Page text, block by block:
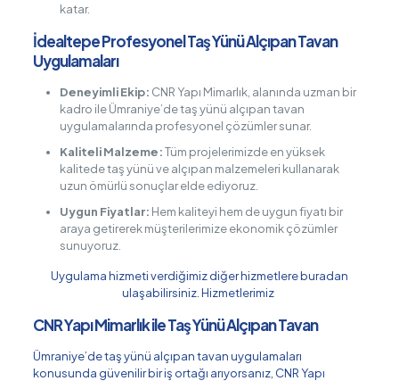
katar.
İdealtepe Profesyonel Taş Yünü Alçıpan Tavan
Uygulamaları
Deneyimli Ekip: CNR Yapı Mimarlık, alanında uzman bir
kadro ile Ümraniye’de taş yünü alçıpan tavan
uygulamalarında profesyonel çözümler sunar.
Kaliteli Malzeme:Tüm projelerimizde en yüksek
kalitede taş yünü ve alçıpan malzemeleri kullanarak
uzun ömürlü sonuçlar elde ediyoruz.
Uygun Fiyatlar: Hem kaliteyi hem de uygun fiyatı bir
araya getirerek müşterilerimize ekonomik çözümler
sunuyoruz.
Uygulama hizmeti verdiğimiz diğer hizmetlere buradan
ulaşabilirsiniz.Hizmetlerimiz
CNR Yapı Mimarlık ile Taş Yünü Alçıpan Tavan
Ümraniye’de taş yünü alçıpan tavan uygulamaları
konusunda güvenilir bir iş ortağı arıyorsanız, CNR Yapı